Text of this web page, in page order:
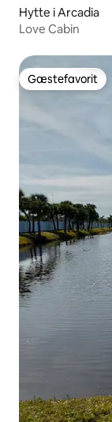
Hytte i Arcadia
Love Cabin
Gæstefavorit
Gæstefavorit